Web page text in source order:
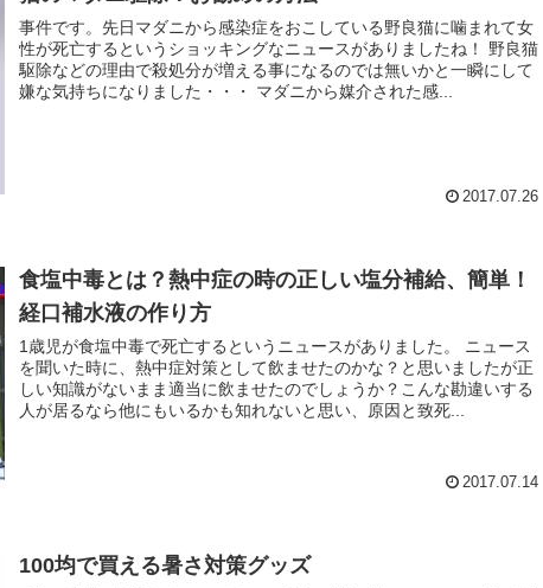
事件です。先日マダニから感染症をおこしている野良猫に噛まれて女
性が死亡するというショッキングなニュースがありましたね！ 野良猫
駆除などの理由で殺処分が増える事になるのでは無いかと一瞬にして
嫌な気持ちになりました・・・ マダニから媒介された感...
2017.07.26
食塩中毒とは？熱中症の時の正しい塩分補給、簡単！
経口補水液の作り方
1歳児が食塩中毒で死亡するというニュースがありました。 ニュース
を聞いた時に、熱中症対策として飲ませたのかな？と思いましたが正
しい知識がないまま適当に飲ませたのでしょうか？こんな勘違いする
人が居るなら他にもいるかも知れないと思い、原因と致死...
2017.07.14
100均で買える暑さ対策グッズ